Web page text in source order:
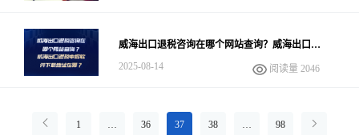
威海出口退税咨询在哪个网站查询？威海出口退
2025-08-14 阅读量 2046
1 … 36 37 38 … 98